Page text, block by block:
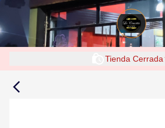
Tienda Cerrada